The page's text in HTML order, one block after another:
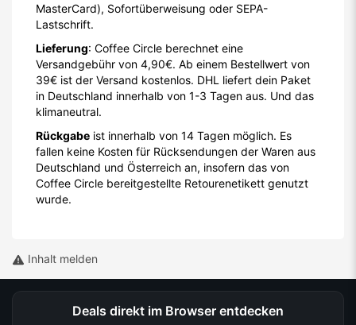
MasterCard), Sofortüberweisung oder SEPA-
Lastschrift.
Lieferung: Coffee Circle berechnet eine
Versandgebühr von 4,90€. Ab einem Bestellwert von
39€ ist der Versand kostenlos. DHL liefert dein Paket
in Deutschland innerhalb von 1-3 Tagen aus. Und das
klimaneutral.
Rückgabe ist innerhalb von 14 Tagen möglich. Es
fallen keine Kosten für Rücksendungen der Waren aus
Deutschland und Österreich an, insofern das von
Coffee Circle bereitgestellte Retourenetikett genutzt
wurde.
Inhalt melden
Deals direkt im Browser entdecken